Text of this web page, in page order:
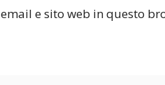
e sito web in questo